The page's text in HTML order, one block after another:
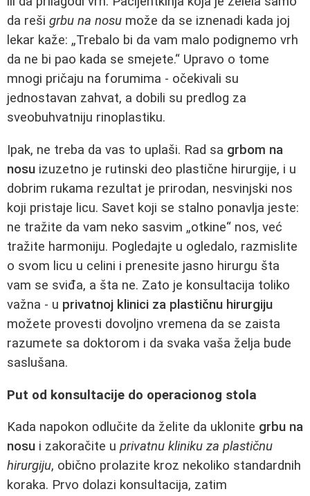
da reši grbu na nosu može da se iznenadi kada joj
lekar kaže: „Trebalo bi da vam malo podignemo vrh
da ne bi pao kada se smejete.“ Upravo o tome
mnogi pričaju na forumima - očekivali su
jednostavan zahvat, a dobili su predlog za
sveobuhvatniju rinoplastiku.
Ipak, ne treba da vas to uplaši. Rad sa grbom na
nosu izuzetno je rutinski deo plastične hirurgije, i u
dobrim rukama rezultat je prirodan, nesvinjski nos
koji pristaje licu. Savet koji se stalno ponavlja jeste:
ne tražite da vam neko sasvim „otkine“ nos, već
tražite harmoniju. Pogledajte u ogledalo, razmislite
o svom licu u celini i prenesite jasno hirurgu šta
vam se sviđa, a šta ne. Zato je konsultacija toliko
važna - u privatnoj klinici za plastičnu hirurgiju
možete provesti dovoljno vremena da se zaista
razumete sa doktorom i da svaka vaša želja bude
saslušana.
Put od konsultacije do operacionog stola
Kada napokon odlučite da želite da uklonite grbu na
nosu i zakoračite u privatnu kliniku za plastičnu
hirurgiju, obično prolazite kroz nekoliko standardnih
koraka. Prvo dolazi konsultacija, zatim